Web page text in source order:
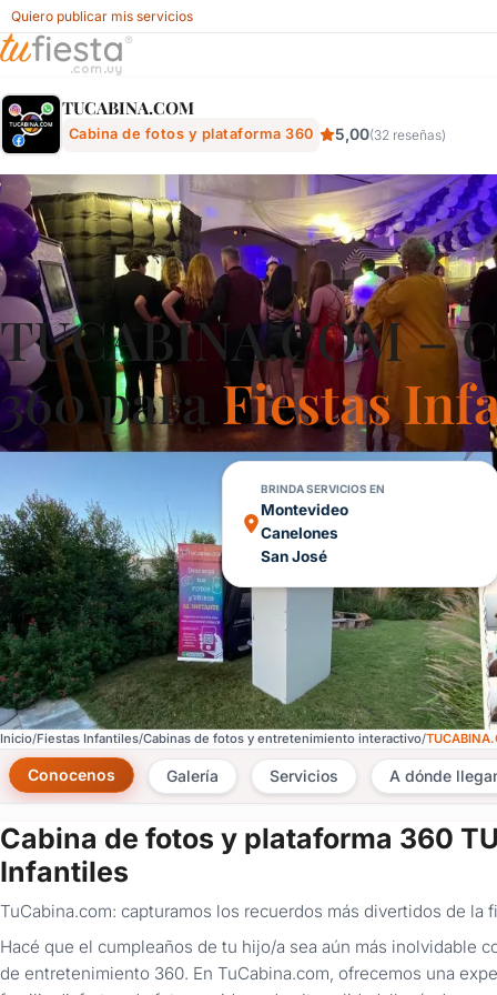
Quiero publicar mis servicios
TUCABINA.COM
Cabina de fotos y plataforma 360 5,00(32 reseñas)
TUCABINA.COM –
360 para Fiestas
BRINDA SERVICIOS EN
Montevideo
Canelones
San José
Inicio Fiestas Infantiles Cabinas de fotos y entretenimiento interactivo
Conocenos Galería Servicios A dónde
Cabina de fotos y plataforma 360
Infantiles
TuCabina.com: capturamos los recuerdos más divertidos de la
Hacé que el cumpleaños de tu hijo/a sea aún más inolvidable
de entretenimiento 360. En TuCabina.com, ofrecemos una